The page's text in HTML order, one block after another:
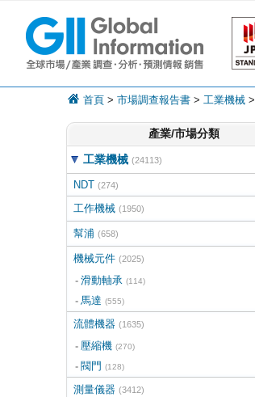
首頁 > 市場調查報告書 > 工業機械 >
產業/市場分類
工業機械 (24113)
NDT (274)
工作機械 (1950)
幫浦 (658)
機械元件 (2025)
滑動軸承 (114)
馬達 (555)
流體機器 (1635)
壓縮機 (270)
閥門 (128)
測量儀器 (3412)